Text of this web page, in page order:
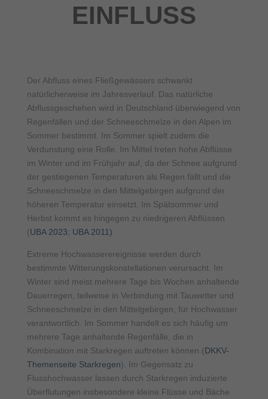
EINFLUSS
Der Abfluss eines Fließgewässers schwankt
natürlicherweise im Jahresverlauf. Das natürliche
Abflussgeschehen wird in Deutschland überwiegend von
Regenfällen und der Schneeschmelze in den Alpen im
Sommer bestimmt. Im Sommer spielt zudem die
Verdunstung eine Rolle. Im Mittel treten hohe Abflüsse
im Winter und im Frühjahr auf, da der Schnee aufgrund
der gestiegenen Temperaturen als Regen fällt und die
Schneeschmelze in den Mittelgebirgen aufgrund der
höheren Temperatur einsetzt. Im Spätsommer und
Herbst kommt es hingegen zu niedrigeren Abflüssen
(UBA 2023; UBA 2011)
Extreme Hochwasserereignisse werden durch
bestimmte Witterungskonstellationen verursacht. Im
Winter sind meist mehrere Tage bis Wochen anhaltende
Dauerregen, teilweise in Verbindung mit Tauwetter und
Schneeschmelze in den Mittelgebirgen, für Hochwasser
verantwortlich. Im Sommer handelt es sich häufig um
mehrere Tage anhaltende Regenfälle, die in
Kombination mit Starkregen auftreten können (DKKV-
Themenseite Starkregen). Im Gegensatz zu
Flusshochwasser lassen durch Starkregen induzierte
Überflutungen insbesondere kleine Flüsse und Bäche